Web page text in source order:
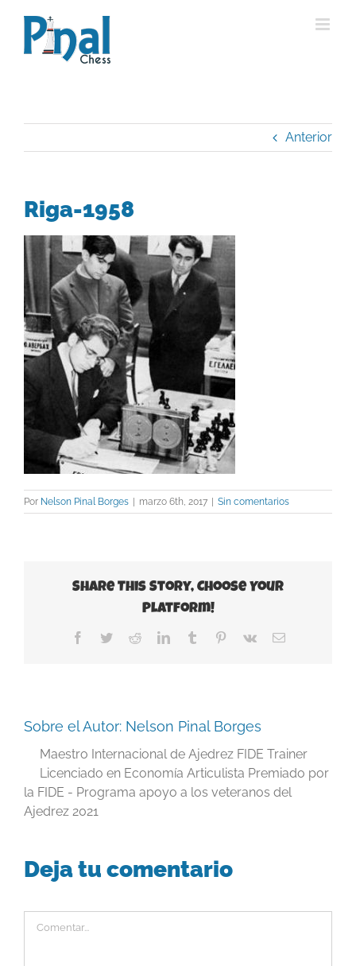
contenido
Anterior
Riga-1958
Por Nelson Pinal Borges | marzo 6th, 2017 | Sin comentarios
Share This Story, Choose Your
Platform!
Facebook
TwitterRedditLinkedInTumblr Pinterest
Vk
Correo
Sobre el Autor: Nelson Pinal Borges
Maestro Internacional de Ajedrez FIDE Trainer
Licenciado en Economía Articulista Premiado por
la FIDE - Programa apoyo a los veteranos del
Ajedrez 2021
Deja tu comentario